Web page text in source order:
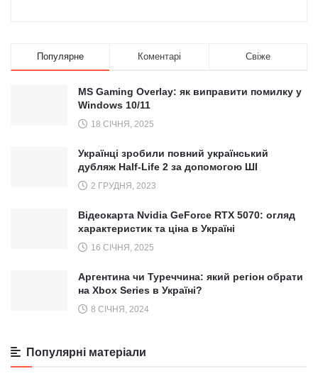
Популярне Коментарі Свіже
MS Gaming Overlay: як виправити помилку у
Windows 10/11
18 СІЧНЯ, 2025
Українці зробили повний український
дубляж Half-Life 2 за допомогою ШІ
2 ГРУДНЯ, 2023
Відеокарта Nvidia GeForce RTX 5070: огляд
характеристик та ціна в Україні
16 СІЧНЯ, 2025
Аргентина чи Туреччина: який регіон обрати
на Xbox Series в Україні?
8 СІЧНЯ, 2024
Популярні матеріали